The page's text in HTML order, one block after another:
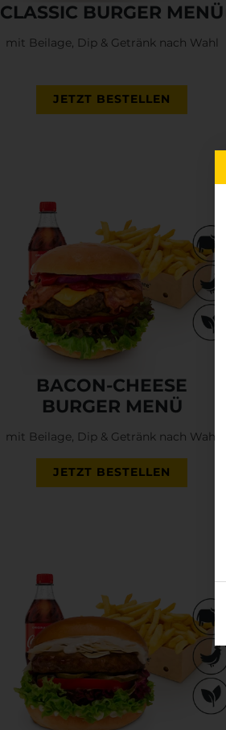
CLASSIC BURGER MENÜ
mit Beilage, Dip & Getränk nach Wahl
JETZT BESTELLEN
BACON-CHEESE
BURGER MENÜ
mit Beilage, Dip & Getränk nach Wahl
JETZT BESTELLEN